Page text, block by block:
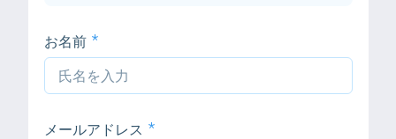
お名前
メールアドレス